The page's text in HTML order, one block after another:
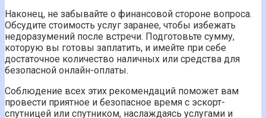
Наконец, не забывайте о финансовой стороне вопроса.
Обсудите стоимость услуг заранее, чтобы избежать
недоразумений после встречи. Подготовьте сумму,
которую вы готовы заплатить, и имейте при себе
достаточное количество наличных или средства для
безопасной онлайн-оплаты.
Соблюдение всех этих рекомендаций поможет вам
провести приятное и безопасное время с эскорт-
спутницей или спутником, наслаждаясь услугами и